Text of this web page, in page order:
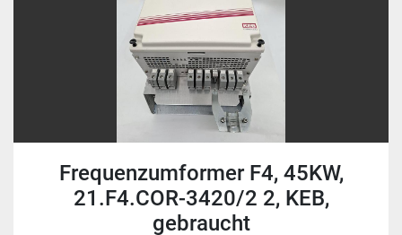
Frequenzumformer F4, 45KW,
21.F4.COR-3420/2 2, KEB,
gebraucht